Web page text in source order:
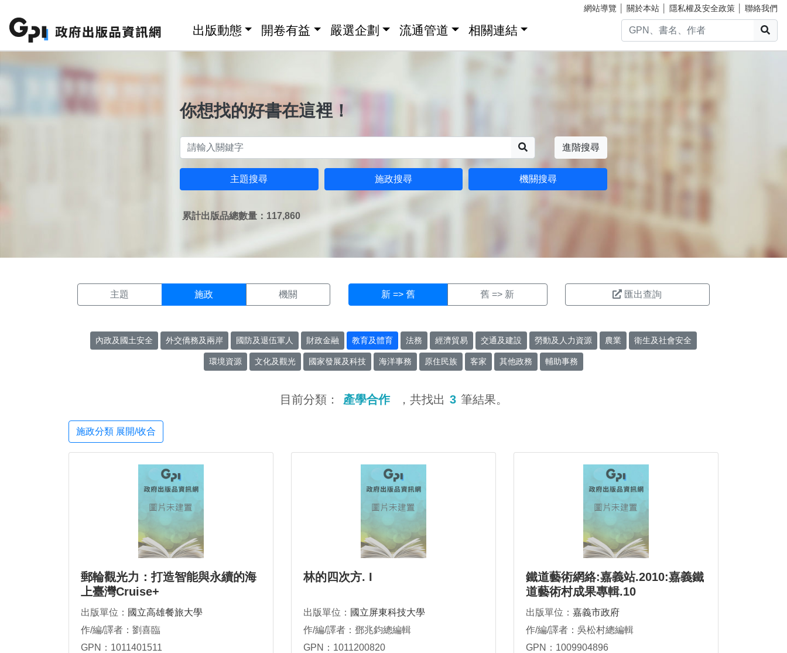
網站導覽 關於本站 隱私權及安全政策 聯絡我們
出版動態 開卷有益 嚴選企劃 流通管道 相關連結
你想找的好書在這裡！
進階搜尋
主題搜尋 施政搜尋 機關搜尋
累計出版品總數量：117,860
主題 施政 機關 新 => 舊 舊 => 新 匯出查詢
內政及國土安全 外交僑務及兩岸 國防及退伍軍人 財政金融 教育及體育 法務 經濟貿易 交通及建設 勞動及人力資源 農業 衛生及社會安全
環境資源 文化及觀光 國家發展及科技 海洋事務 原住民族 客家 其他政務 輔助事務
目前分類： 產學合作 ，共找出 3 筆結果。
施政分類 展開/收合
郵輪觀光力：打造智能與永續的海
上臺灣Cruise+
出版單位： 國立高雄餐旅大學
作/編/譯者：劉喜臨
GPN：1011401511
林的四次方. I
出版單位： 國立屏東科技大學
作/編/譯者：鄧兆鈞總編輯
GPN：1011200820
鐵道藝術網絡:嘉義站.2010:嘉義鐵
道藝術村成果專輯.10
出版單位： 嘉義市政府
作/編/譯者：吳松村總編輯
GPN：1009904896